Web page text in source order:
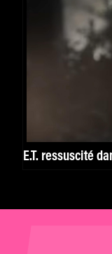
E.T. ressuscité